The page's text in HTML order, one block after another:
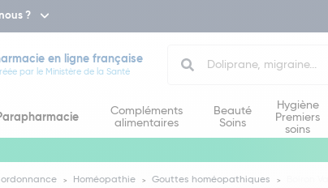
?
en ligne française
par le Ministère de la Santé
Compléments
alimentaires
Beauté
Soins
Hygiène
Premiers
soins
Homéopathie Gouttes homéopathiques